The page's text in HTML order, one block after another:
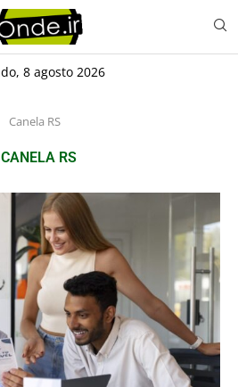
8 agosto 2026
Canela RS
CANELA RS